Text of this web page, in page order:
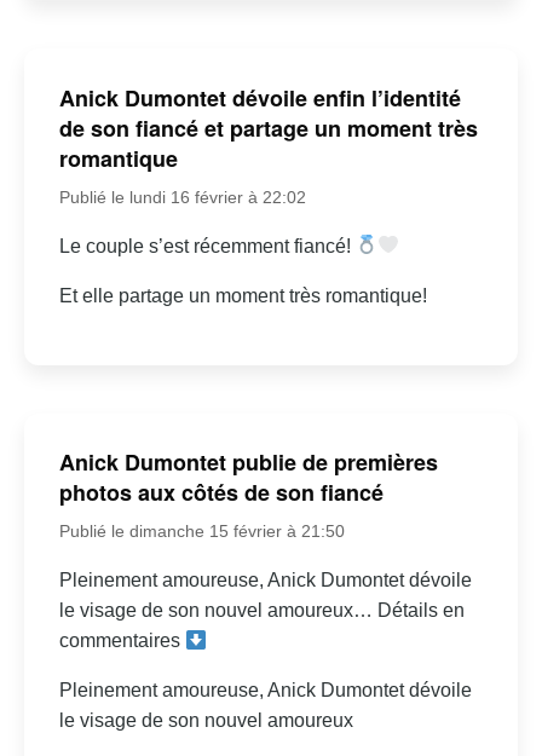
Anick Dumontet dévoile enfin l’identité
de son fiancé et partage un moment très
romantique
Publié le lundi 16 février à 22:02
Le couple s’est récemment fiancé!
Et elle partage un moment très romantique!
Anick Dumontet publie de premières
photos aux côtés de son fiancé
Publié le dimanche 15 février à 21:50
Pleinement amoureuse, Anick Dumontet dévoile
le visage de son nouvel amoureux… Détails en
commentaires
Pleinement amoureuse, Anick Dumontet dévoile
le visage de son nouvel amoureux